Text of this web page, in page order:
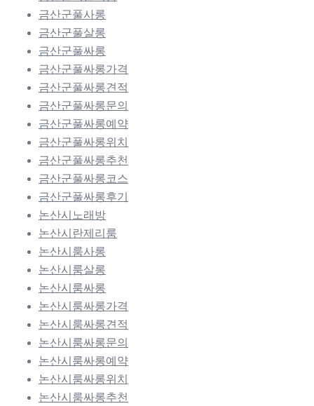
금산군풀사롱
금산군풀살롱
금산군풀싸롱
금산군풀싸롱가격
금산군풀싸롱견적
금산군풀싸롱문의
금산군풀싸롱예약
금산군풀싸롱위치
금산군풀싸롱추천
금산군풀싸롱코스
금산군풀싸롱후기
논산시노래방
논산시란제리룸
논산시룸사롱
논산시룸살롱
논산시룸싸롱
논산시룸싸롱가격
논산시룸싸롱견적
논산시룸싸롱문의
논산시룸싸롱예약
논산시룸싸롱위치
논산시룸싸롱추천